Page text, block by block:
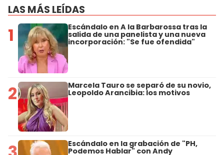
LAS MÁS LEÍDAS
1 Escándalo en A la Barbarossa tras la
salida de una panelista y una nueva
incorporación: "Se fue ofendida"
2 Marcela Tauro se separó de su novio,
Leopoldo Arancibia: los motivos
Escándalo en la grabación de "PH,
Podemos Hablar" con Andy